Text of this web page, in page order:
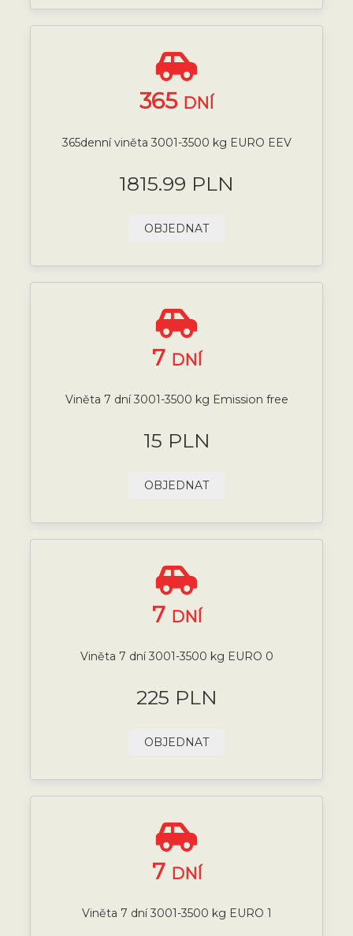
365 DNÍ
365denní viněta 3001-3500 kg EURO EEV
1815.99 PLN
OBJEDNAT
7 DNÍ
Viněta 7 dní 3001-3500 kg Emission free
15 PLN
OBJEDNAT
7 DNÍ
Viněta 7 dní 3001-3500 kg EURO 0
225 PLN
OBJEDNAT
7 DNÍ
Viněta 7 dní 3001-3500 kg EURO 1